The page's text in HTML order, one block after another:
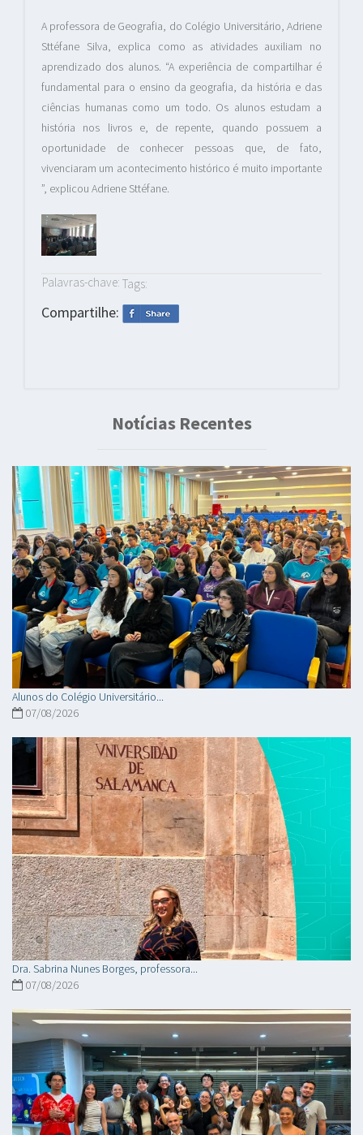
A professora de Geografia, do Colégio Universitário, Adriene
Sttéfane Silva, explica como as atividades auxiliam no
aprendizado dos alunos. “A experiência de compartilhar é
fundamental para o ensino da geografia, da história e das
ciências humanas como um todo. Os alunos estudam a
história nos livros e, de repente, quando possuem a
oportunidade de conhecer pessoas que, de fato,
vivenciaram um acontecimento histórico é muito importante
”, explicou Adriene Sttéfane.
Palavras-chave: Tags:
Compartilhe:
Notícias Recentes
Alunos do Colégio Universitário...
07/08/2026
Dra. Sabrina Nunes Borges, professora...
07/08/2026